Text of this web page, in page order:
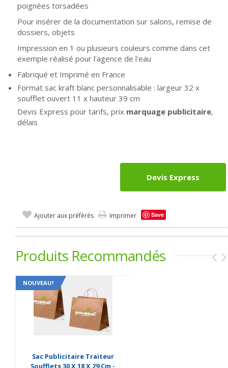
poignées torsadées
Pour insérer de la documentation sur salons, remise de
dossiers, objets
Impression en 1 ou plusieurs couleurs comme dans cet
exemple réalisé pour l'agence de l'eau
Fabriqué et Imprimé en France
Format sac kraft blanc personnalisable : largeur 32 x
soufflet ouvert 11 x hauteur 39 cm
Devis Express pour tarifs, prix marquage publicitaire,
délais
Devis Express
Ajouter aux préférés Imprimer Save
Produits Recommandés
NOUVEAU!
Sac Publicitaire Traiteur
Soufflets 30 X 18 X 29 Cm -